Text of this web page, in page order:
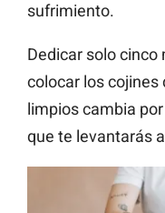
sufrimiento.
Dedicar solo cinco
colocar los cojines
limpios cambia
que te levantarás